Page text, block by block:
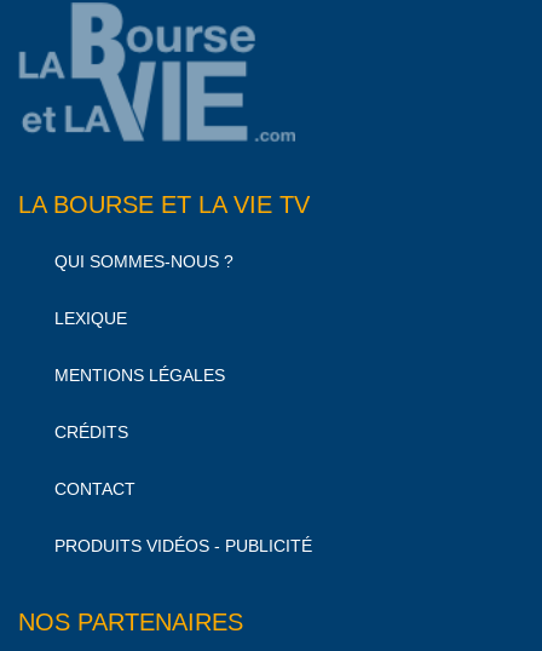
LA BOURSE ET LA VIE TV
QUI SOMMES-NOUS ?
LEXIQUE
MENTIONS LÉGALES
CRÉDITS
CONTACT
PRODUITS VIDÉOS - PUBLICITÉ
NOS PARTENAIRES